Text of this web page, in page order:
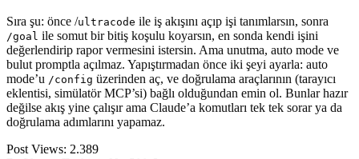
Sıra şu: önce /ultracode ile iş akışını açıp işi tanımlarsın, sonra
/goal ile somut bir bitiş koşulu koyarsın, en sonda kendi işini
değerlendirip rapor vermesini istersin. Ama unutma, auto mode ve
bulut promptla açılmaz. Yapıştırmadan önce iki şeyi ayarla: auto
mode’u /config üzerinden aç, ve doğrulama araçlarının (tarayıcı
eklentisi, simülatör MCP’si) bağlı olduğundan emin ol. Bunlar hazır
değilse akış yine çalışır ama Claude’a komutları tek tek sorar ya da
doğrulama adımlarını yapamaz.
Post Views: 2.389